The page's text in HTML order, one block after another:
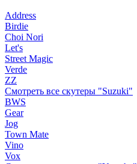
Address
Birdie
Choi Nori
Let's
Street Magic
Verde
ZZ
Смотреть все скутеры "Suzuki"
BWS
Gear
Jog
Town Mate
Vino
Vox